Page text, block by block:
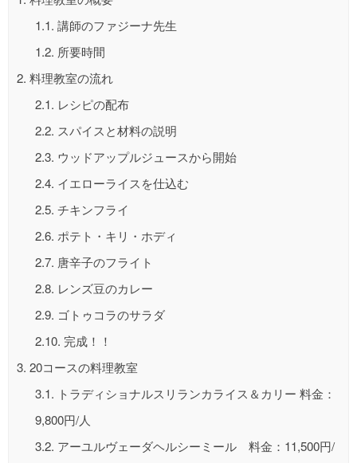
1.1. 講師のファジーナ先生
1.2. 所要時間
2. 料理教室の流れ
2.1. レシピの配布
2.2. スパイスと材料の説明
2.3. ウッドアップルジュースから開始
2.4. イエローライスを仕込む
2.5. チキンフライ
2.6. ポテト・キリ・ホディ
2.7. 唐辛子のフライト
2.8. レンズ豆のカレー
2.9. ゴトゥコラのサラダ
2.10. 完成！！
3. 20コースの料理教室
3.1. トラディショナルスリランカライス＆カリー 料金：
9,800円/人
3.2. アーユルヴェーダヘルシーミール 料金：11,500円/